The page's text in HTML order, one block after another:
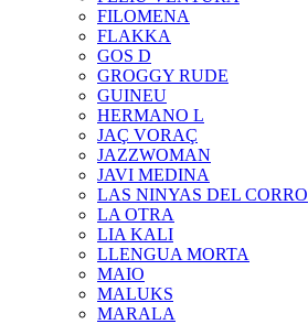
FILOMENA
FLAKKA
GOS D
GROGGY RUDE
GUINEU
HERMANO L
JAÇ VORAÇ
JAZZWOMAN
JAVI MEDINA
LAS NINYAS DEL CORRO
LA OTRA
LIA KALI
LLENGUA MORTA
MAIO
MALUKS
MARALA